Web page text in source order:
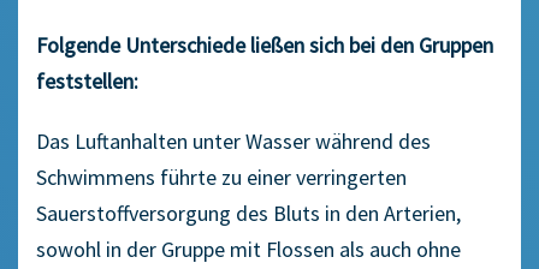
Folgende Unterschiede ließen sich bei den Gruppen
feststellen:
Das Luftanhalten unter Wasser während des
Schwimmens führte zu einer verringerten
Sauerstoffversorgung des Bluts in den Arterien,
sowohl in der Gruppe mit Flossen als auch ohne